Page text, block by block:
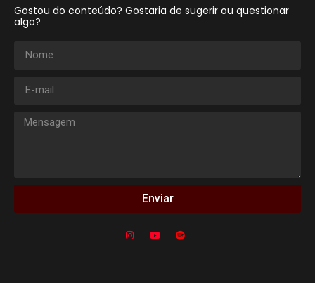
Gostou do conteúdo? Gostaria de sugerir ou questionar
algo?
Enviar